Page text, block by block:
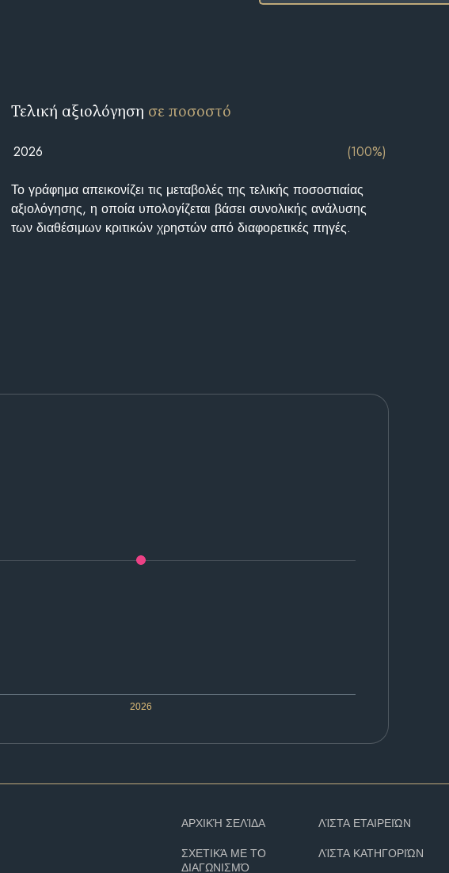
Τελική αξιολόγηση σε ποσοστό
2026 (100%)
Το γράφημα απεικονίζει τις μεταβολές της τελικής ποσοστιαίας
αξιολόγησης, η οποία υπολογίζεται βάσει συνολικής ανάλυσης
των διαθέσιμων κριτικών χρηστών από διαφορετικές πηγές.
2026
ΑΡΧΙΚΉ ΣΕΛΊΔΑ
ΣΧΕΤΙΚΆ ΜΕ ΤΟ
ΔΙΑΓΩΝΙΣΜΌ
ΛΊΣΤΑ ΕΤΑΙΡΕΙΏΝ
ΛΊΣΤΑ ΚΑΤΗΓΟΡΙΏΝ